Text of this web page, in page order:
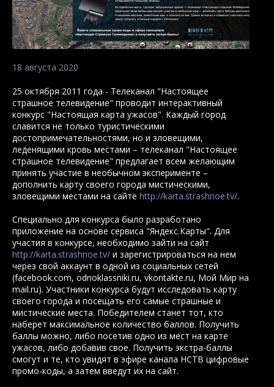
18 августа 2020
25 октября 2011 года - Телеканал "Настоящее
страшное телевидение" проводит интерактивный
конкурс "Настоящая карта ужасов". Каждый город
славится не только туристическими
достопримечательностями, но и зловещими,
леденящими кровь местами – телеканал "Настоящее
страшное телевидение" предлагает всем желающим
принять участие в необычном эксперименте –
дополнить карту своего города мистическими,
зловещими местами на сайте http://karta.strashnoe.tv/.
Специально для конкурса было разработано
приложение на основе сервиса "Яндекс.Карты". Для
участия в конкурсе, необходимо зайти на сайт
http://karta.strashnoe.tv/ и зарегистрироваться на нем
через свой аккаунт в одной из социальных сетей
(facebook.com, odnoklassniki.ru, vkontakte.ru, Мой Мир на
mail.ru). Участники конкурса будут исследовать карту
своего города и посещать его самые страшные и
мистические места. Победителем станет тот, кто
наберет максимальное количество баллов. Получить
баллы можно, либо посетив одно из мест на карте
ужасов, либо добавив свое. Получить экстра-баллы
смогут и те, кто увидят в эфире канала НСТВ цифровые
промо-коды, а затем введут их на сайт.